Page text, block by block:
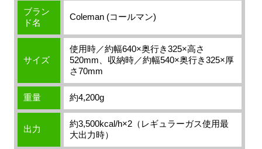
ブラン
ド名
Coleman (コールマン)
サイズ
使用時／約幅640×奥行き325×高さ
520mm、収納時／約幅540×奥行き325×厚
さ70mm
重量 約4,200g
出力
約3,500kcal/h×2（レギュラーガス使用最
大出力時）